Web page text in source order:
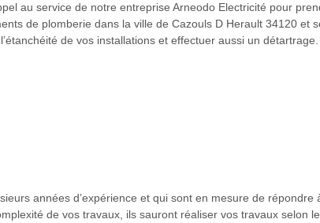
au service de notre entreprise Arneodo Electricité pour
de plomberie dans la ville de Cazouls D Herault 34120 et
de vos installations et effectuer aussi un détartrage.
années d’expérience et qui sont en mesure de répondre
de vos travaux, ils sauront réaliser vos travaux selon